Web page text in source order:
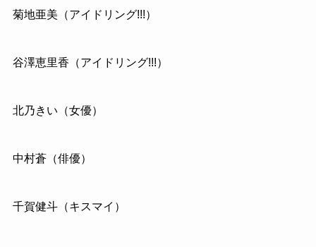
菊地亜美（アイドリング!!!）
谷澤恵里香（アイドリング!!!）
北乃きい（女優）
中村蒼（俳優）
千賀健斗（キスマイ）